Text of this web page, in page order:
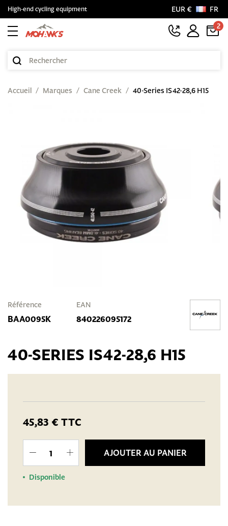
High-end cycling equipment EUR €
FR
2
Accueil Marques Cane Creek 40-Series IS42-28,6 H15
Référence
BAA0095K
EAN
840226095172
40-SERIES IS42-28,6 H15
45,83 € TTC
AJOUTER AU PANIER
Disponible